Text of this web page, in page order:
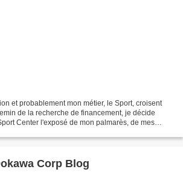
et probablement mon métier, le Sport, croisent
de la recherche de financement, je décide
Center l'exposé de mon palmarès, de mes
Corp Blog